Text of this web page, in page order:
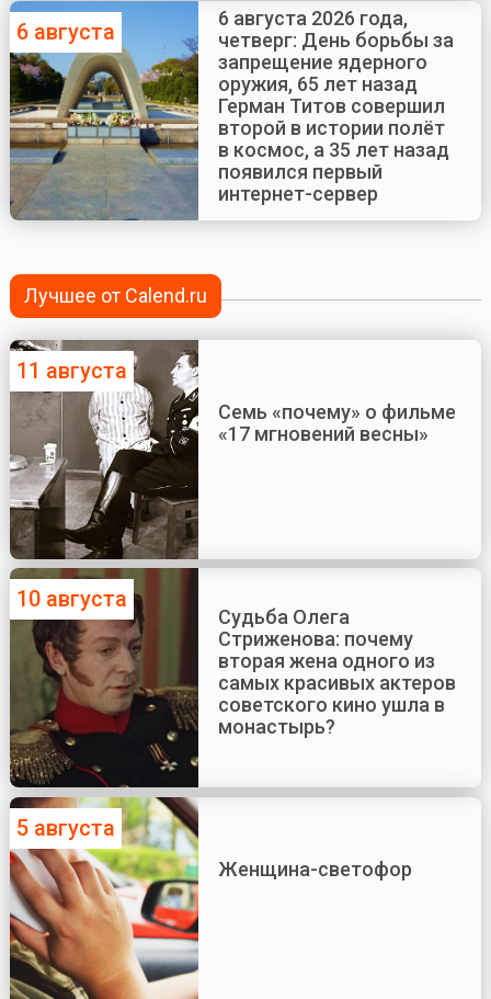
6 августа
6 августа 2026 года,
четверг: День борьбы за
запрещение ядерного
оружия, 65 лет назад
Герман Титов совершил
второй в истории полёт
в космос, а 35 лет назад
появился первый
интернет-сервер
Лучшее от Calend.ru
11 августа
Семь «почему» о фильме
«17 мгновений весны»
10 августа
Судьба Олега
Стриженова: почему
вторая жена одного из
самых красивых актеров
советского кино ушла в
монастырь?
5 августа
Женщина-светофор